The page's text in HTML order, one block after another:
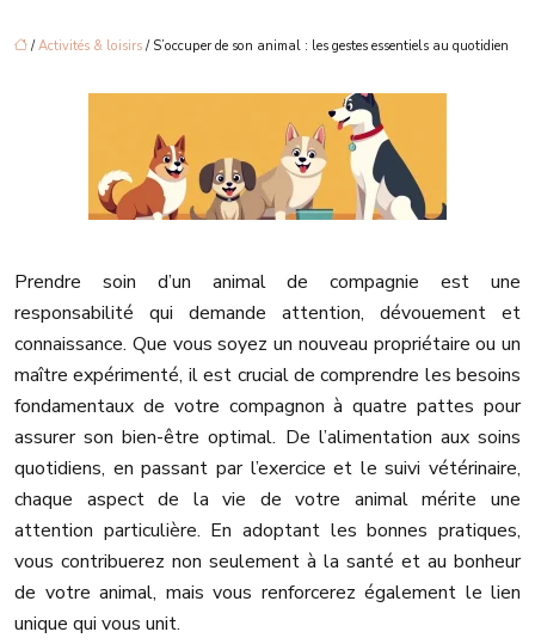
/Activités & loisirs / S’occuper de son animal : les gestes essentiels au quotidien
Prendre soin d’un animal de compagnie est une
responsabilité qui demande attention, dévouement et
connaissance. Que vous soyez un nouveau propriétaire ou un
maître expérimenté, il est crucial de comprendre les besoins
fondamentaux de votre compagnon à quatre pattes pour
assurer son bien-être optimal. De l’alimentation aux soins
quotidiens, en passant par l’exercice et le suivi vétérinaire,
chaque aspect de la vie de votre animal mérite une
attention particulière. En adoptant les bonnes pratiques,
vous contribuerez non seulement à la santé et au bonheur
de votre animal, mais vous renforcerez également le lien
unique qui vous unit.